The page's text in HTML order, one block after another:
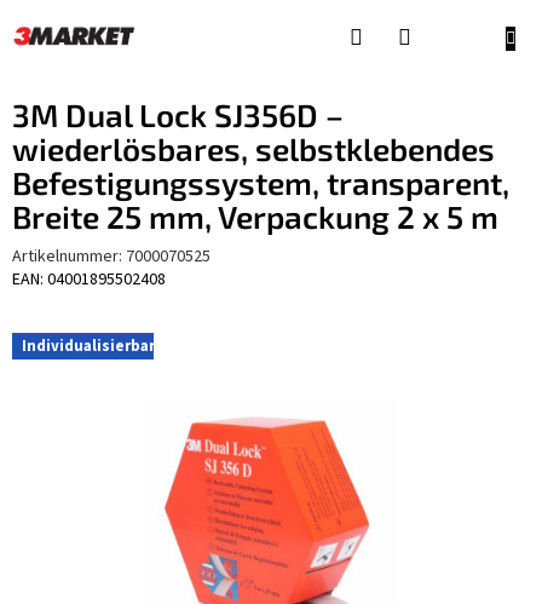
Inhalt
3M Dual Lock SJ356D –
wiederlösbares, selbstklebendes
Befestigungssystem, transparent,
Breite 25 mm, Verpackung 2 x 5 m
Artikelnummer: 7000070525
EAN: 04001895502408
Individualisierbar